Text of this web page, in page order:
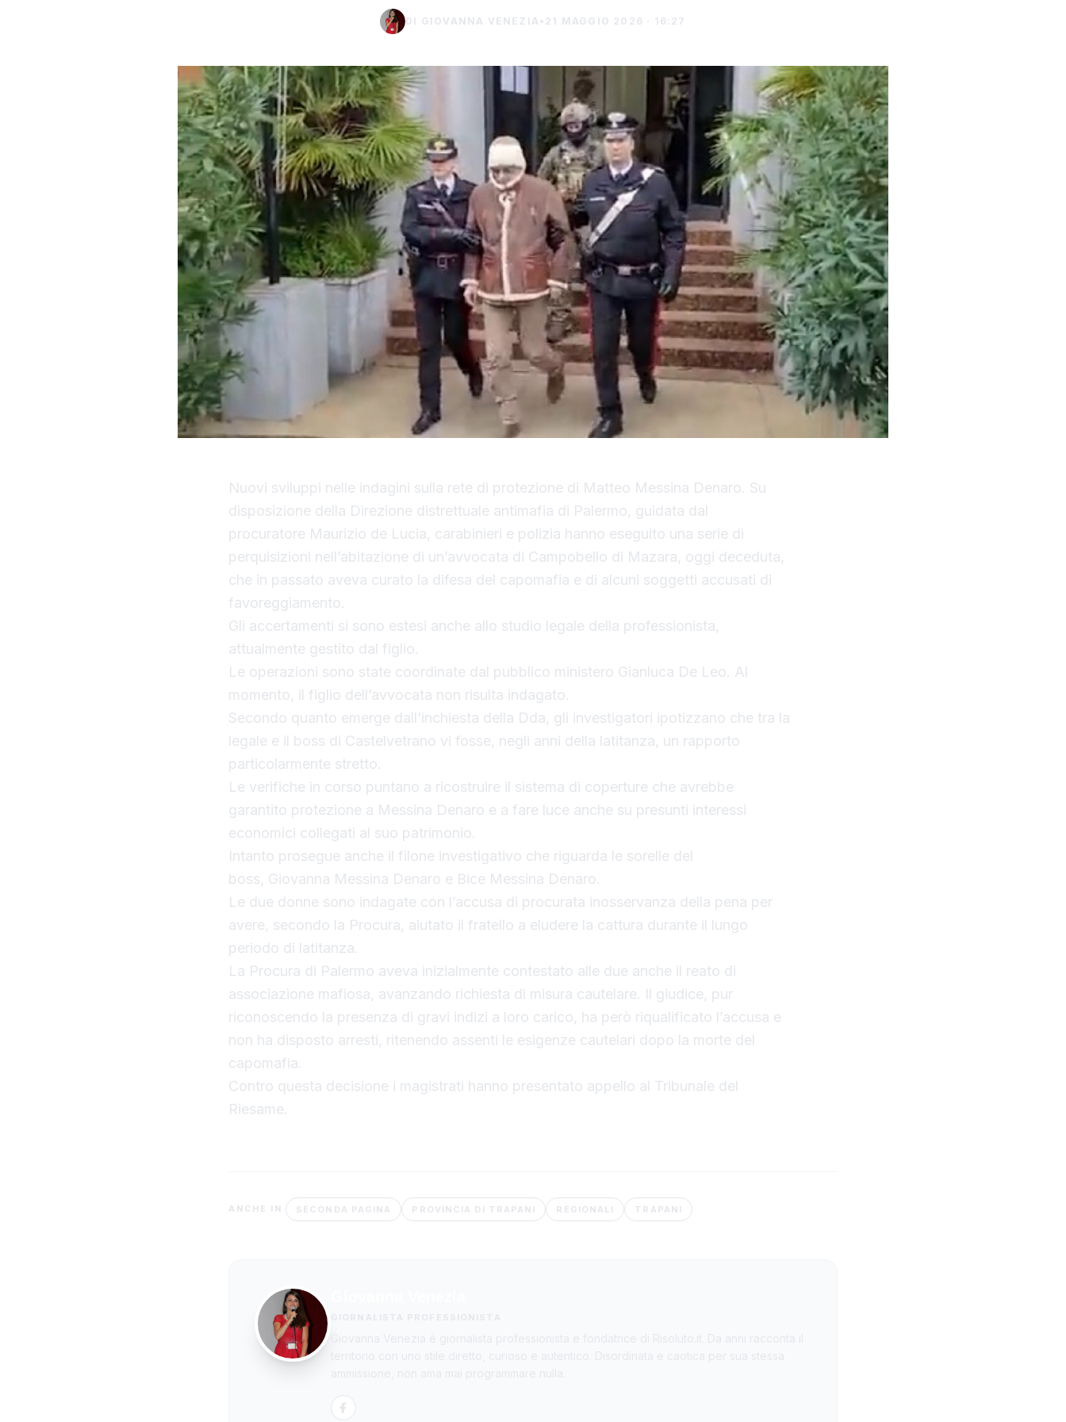
DI GIOVANNA VENEZIA • 21 MAGGIO 2026 · 16:27
Nuovi sviluppi nelle indagini sulla rete di protezione di Matteo Messina Denaro. Su
disposizione della Direzione distrettuale antimafia di Palermo, guidata dal
procuratore Maurizio de Lucia, carabinieri e polizia hanno eseguito una serie di
perquisizioni nell’abitazione di un’avvocata di Campobello di Mazara, oggi deceduta,
che in passato aveva curato la difesa del capomafia e di alcuni soggetti accusati di
favoreggiamento.
Gli accertamenti si sono estesi anche allo studio legale della professionista,
attualmente gestito dal figlio.
Le operazioni sono state coordinate dal pubblico ministero Gianluca De Leo. Al
momento, il figlio dell’avvocata non risulta indagato.
Secondo quanto emerge dall’inchiesta della Dda, gli investigatori ipotizzano che tra la
legale e il boss di Castelvetrano vi fosse, negli anni della latitanza, un rapporto
particolarmente stretto.
Le verifiche in corso puntano a ricostruire il sistema di coperture che avrebbe
garantito protezione a Messina Denaro e a fare luce anche su presunti interessi
economici collegati al suo patrimonio.
Intanto prosegue anche il filone investigativo che riguarda le sorelle del
boss, Giovanna Messina Denaro e Bice Messina Denaro.
Le due donne sono indagate con l’accusa di procurata inosservanza della pena per
avere, secondo la Procura, aiutato il fratello a eludere la cattura durante il lungo
periodo di latitanza.
La Procura di Palermo aveva inizialmente contestato alle due anche il reato di
associazione mafiosa, avanzando richiesta di misura cautelare. Il giudice, pur
riconoscendo la presenza di gravi indizi a loro carico, ha però riqualificato l’accusa e
non ha disposto arresti, ritenendo assenti le esigenze cautelari dopo la morte del
capomafia.
Contro questa decisione i magistrati hanno presentato appello al Tribunale del
Riesame.
ANCHE IN SECONDA PAGINA PROVINCIA DI TRAPANI REGIONALI TRAPANI